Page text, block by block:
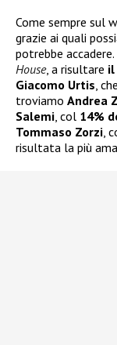
Come sempre sul
grazie ai quali
potrebbe
House, a risultare il
Giacomo Urtis,
troviamo Andrea
Salemi, col 14%
Tommaso Zorzi,
risultata la più